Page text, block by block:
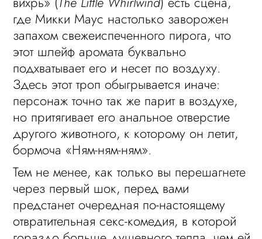
где Микки Маус настолько заворожен
запахом свежеиспеченного пирога, что
этот шлейф аромата буквально
подхватывает его и несет по воздуху.
Здесь этот троп обыгрывается иначе:
персонаж точно так же парит в воздухе,
но притягивает его анальное отверстие
другого животного, к которому он летит,
бормоча «Ням-ням-ням».
Тем не менее, как только вы перешагнете
через первый шок, перед вами
предстанет очередная по-настоящему
отвратительная секс-комедия, в которой